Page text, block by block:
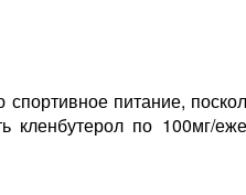
питание,
кленбутерол по 100мг/